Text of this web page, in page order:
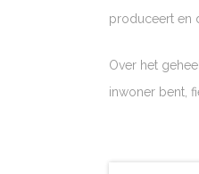
produceert en
Over het
inwoner bent,